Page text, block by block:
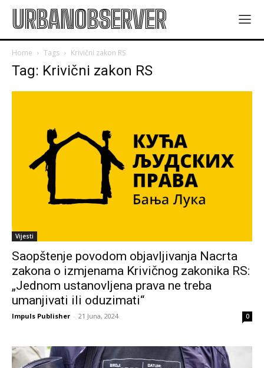
URBANOBSERVER
Home Tags Krivični zakon RS
Tag: Krivični zakon RS
Vijesti
Saopštenje povodom objavljivanja Nacrta
zakona o izmjenama Krivičnog zakonika RS:
„Jednom ustanovljena prava ne treba
umanjivati ili oduzimati“
Impuls Publisher - 21 Juna, 2024 0